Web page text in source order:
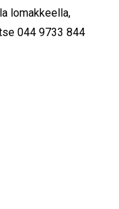
lomakkeella,
044 9733 844